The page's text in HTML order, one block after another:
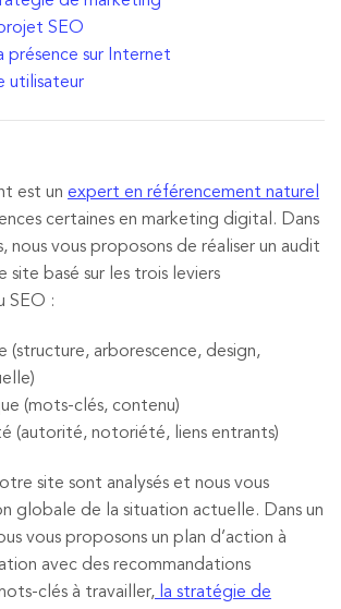
SEO
présence sur Internet
utilisateur
est un expert en référencement naturel
certaines en marketing digital. Dans
nous vous proposons de réaliser un audit
basé sur les trois leviers
SEO :
(structure, arborescence, design,
(mots-clés, contenu)
(autorité, notoriété, liens entrants)
site sont analysés et nous vous
globale de la situation actuelle. Dans un
vous proposons un plan d’action à
avec des recommandations
clés à travailler, la stratégie de